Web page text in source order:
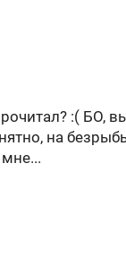
:( БО,
на